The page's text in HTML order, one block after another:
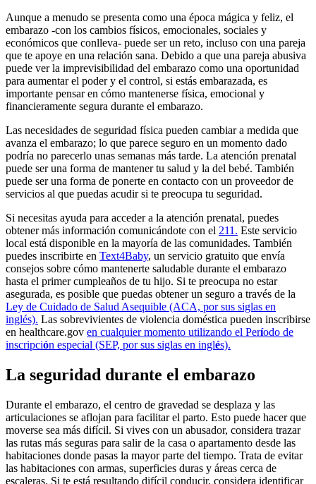
Aunque a menudo se presenta como una época mágica y feliz, el
embarazo -con los cambios físicos, emocionales, sociales y
económicos que conlleva- puede ser un reto, incluso con una pareja
que te apoye en una relación sana. Debido a que una pareja abusiva
puede ver la imprevisibilidad del embarazo como una oportunidad
para aumentar el poder y el control, si estás embarazada, es
importante pensar en cómo mantenerse física, emocional y
financieramente segura durante el embarazo.
Las necesidades de seguridad física pueden cambiar a medida que
avanza el embarazo; lo que parece seguro en un momento dado
podría no parecerlo unas semanas más tarde. La atención prenatal
puede ser una forma de mantener tu salud y la del bebé. También
puede ser una forma de ponerte en contacto con un proveedor de
servicios al que puedas acudir si te preocupa tu seguridad.
Si necesitas ayuda para acceder a la atención prenatal, puedes
obtener más información comunicándote con el 211 . Este servicio
local está disponible en la mayoría de las comunidades. También
puedes inscribirte en Text4Baby, un servicio gratuito que envía
consejos sobre cómo mantenerte saludable durante el embarazo
hasta el primer cumpleaños de tu hijo. Si te preocupa no estar
asegurada, es posible que puedas obtener un seguro a través de la
Ley de Cuidado de Salud Asequible (ACA, por sus siglas en
inglés). Las sobrevivientes de violencia doméstica pueden inscribirse
en healthcare.gov en cualquier momento utilizando el Período de
inscripción especial (SEP, por sus siglas en inglés).
La seguridad durante el embarazo
Durante el embarazo, el centro de gravedad se desplaza y las
articulaciones se aflojan para facilitar el parto. Esto puede hacer que
moverse sea más difícil. Si vives con un abusador, considera trazar
las rutas más seguras para salir de la casa o apartamento desde las
habitaciones donde pasas la mayor parte del tiempo. Trata de evitar
las habitaciones con armas, superficies duras y áreas cerca de
escaleras. Si te está resultando difícil conducir, considera identificar